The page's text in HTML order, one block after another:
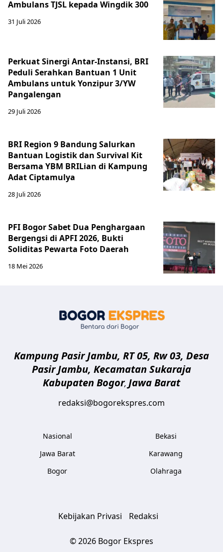
Ambulans TJSL kepada Wingdik 300
31 Juli 2026
Perkuat Sinergi Antar-Instansi, BRI
Peduli Serahkan Bantuan 1 Unit
Ambulans untuk Yonzipur 3/YW
Pangalengan
29 Juli 2026
BRI Region 9 Bandung Salurkan
Bantuan Logistik dan Survival Kit
Bersama YBM BRILian di Kampung
Adat Ciptamulya
28 Juli 2026
PFI Bogor Sabet Dua Penghargaan
Bergengsi di APFI 2026, Bukti
Soliditas Pewarta Foto Daerah
18 Mei 2026
Kampung Pasir Jambu, RT 05, Rw 03, Desa
Pasir Jambu, Kecamatan Sukaraja
Kabupaten Bogor, Jawa Barat
redaksi@bogorekspres.com
Nasional
Jawa Barat
Bogor
Bekasi
Karawang
Olahraga
Kebijakan Privasi Redaksi
© 2026 Bogor Ekspres